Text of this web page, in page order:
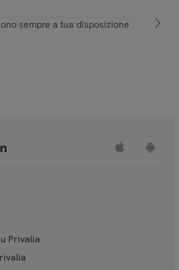
sempre a tua disposizione
Privalia